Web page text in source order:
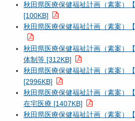
秋田県医療保健福祉計画（素案）
[100KB]
秋田県医療保健福祉計画（素案）
秋田県医療保健福祉計画（素案）
体制等 [312KB]
秋田県医療保健福祉計画（素案）
[2996KB]
秋田県医療保健福祉計画（素案）
在宅医療 [1407KB]
秋田県医療保健福祉計画（素案）